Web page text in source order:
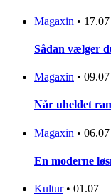
Magaxin • 17.07
Sådan vælger
Magaxin • 09.07
Når uheldet
Magaxin • 06.07
En moderne
Kultur • 01.07